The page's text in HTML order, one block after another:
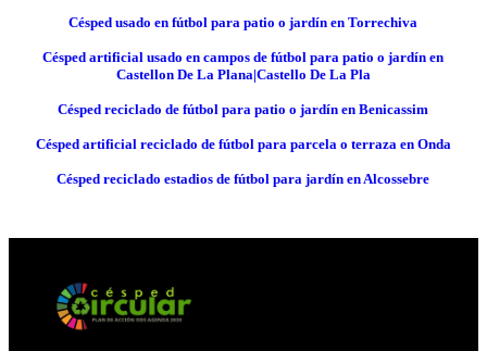
Césped usado en fútbol para patio o jardín en Torrechiva
Césped artificial usado en campos de fútbol para patio o jardín en
Castellon De La Plana|Castello De La Pla
Césped reciclado de fútbol para patio o jardín en Benicassim
Césped artificial reciclado de fútbol para parcela o terraza en Onda
Césped reciclado estadios de fútbol para jardín en Alcossebre